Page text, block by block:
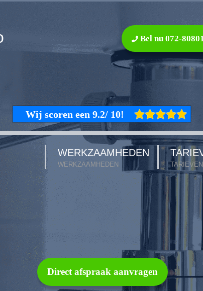
Bel nu 072-
WERKZAAMHEDEN
WERKZAAMHEDEN TARIEVEN
Direct afspraak aanvragen